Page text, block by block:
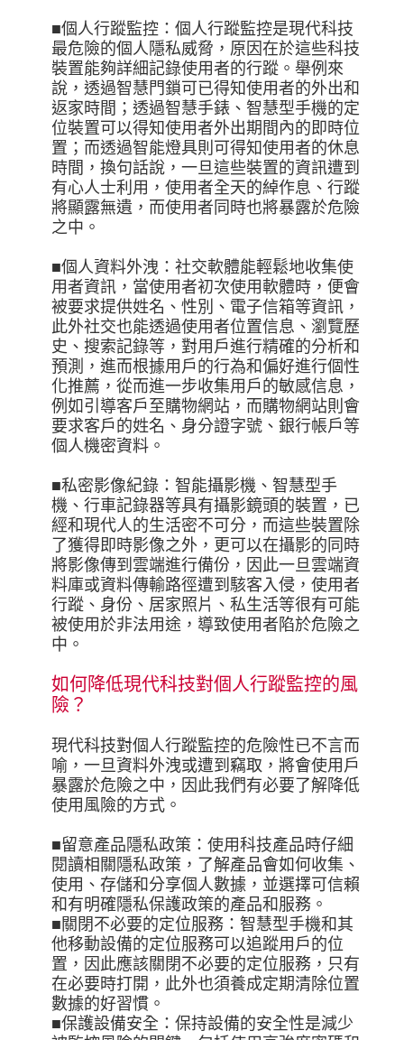
■個人行蹤監控：個人行蹤監控是現代科技
最危險的個人隱私威脅，原因在於這些科技
裝置能夠詳細記錄使用者的行蹤。舉例來
說，透過智慧門鎖可已得知使用者的外出和
返家時間；透過智慧手錶、智慧型手機的定
位裝置可以得知使用者外出期間內的即時位
置；而透過智能燈具則可得知使用者的休息
時間，換句話說，一旦這些裝置的資訊遭到
有心人士利用，使用者全天的綽作息、行蹤
將顯露無遺，而使用者同時也將暴露於危險
之中。
■個人資料外洩：社交軟體能輕鬆地收集使
用者資訊，當使用者初次使用軟體時，便會
被要求提供姓名、性別、電子信箱等資訊，
此外社交也能透過使用者位置信息、瀏覽歷
史、搜索記錄等，對用戶進行精確的分析和
預測，進而根據用戶的行為和偏好進行個性
化推薦，從而進一步收集用戶的敏感信息，
例如引導客戶至購物網站，而購物網站則會
要求客戶的姓名、身分證字號、銀行帳戶等
個人機密資料。
■私密影像紀錄：智能攝影機、智慧型手
機、行車記錄器等具有攝影鏡頭的裝置，已
經和現代人的生活密不可分，而這些裝置除
了獲得即時影像之外，更可以在攝影的同時
將影像傳到雲端進行備份，因此一旦雲端資
料庫或資料傳輸路徑遭到駭客入侵，使用者
行蹤、身份、居家照片、私生活等很有可能
被使用於非法用途，導致使用者陷於危險之
中。
如何降低現代科技對個人行蹤監控的風
險？
現代科技對個人行蹤監控的危險性已不言而
喻，一旦資料外洩或遭到竊取，將會使用戶
暴露於危險之中，因此我們有必要了解降低
使用風險的方式。
■留意產品隱私政策：使用科技產品時仔細
閱讀相關隱私政策，了解產品會如何收集、
使用、存儲和分享個人數據，並選擇可信賴
和有明確隱私保護政策的產品和服務。
■關閉不必要的定位服務：智慧型手機和其
他移動設備的定位服務可以追蹤用戶的位
置，因此應該關閉不必要的定位服務，只有
在必要時打開，此外也須養成定期清除位置
數據的好習慣。
■保護設備安全：保持設備的安全性是減少